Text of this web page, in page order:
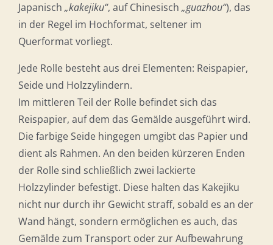
Japanisch „kakejiku“, auf Chinesisch „guazhou“), das
in der Regel im Hochformat, seltener im
Querformat vorliegt.
Jede Rolle besteht aus drei Elementen: Reispapier,
Seide und Holzzylindern.
Im mittleren Teil der Rolle befindet sich das
Reispapier, auf dem das Gemälde ausgeführt wird.
Die farbige Seide hingegen umgibt das Papier und
dient als Rahmen. An den beiden kürzeren Enden
der Rolle sind schließlich zwei lackierte
Holzzylinder befestigt. Diese halten das Kakejiku
nicht nur durch ihr Gewicht straff, sobald es an der
Wand hängt, sondern ermöglichen es auch, das
Gemälde zum Transport oder zur Aufbewahrung